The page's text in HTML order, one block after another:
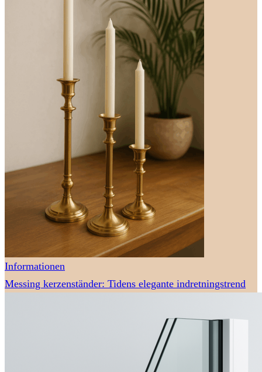
Informationen
Messing kerzenständer: Tidens elegante indretningstrend